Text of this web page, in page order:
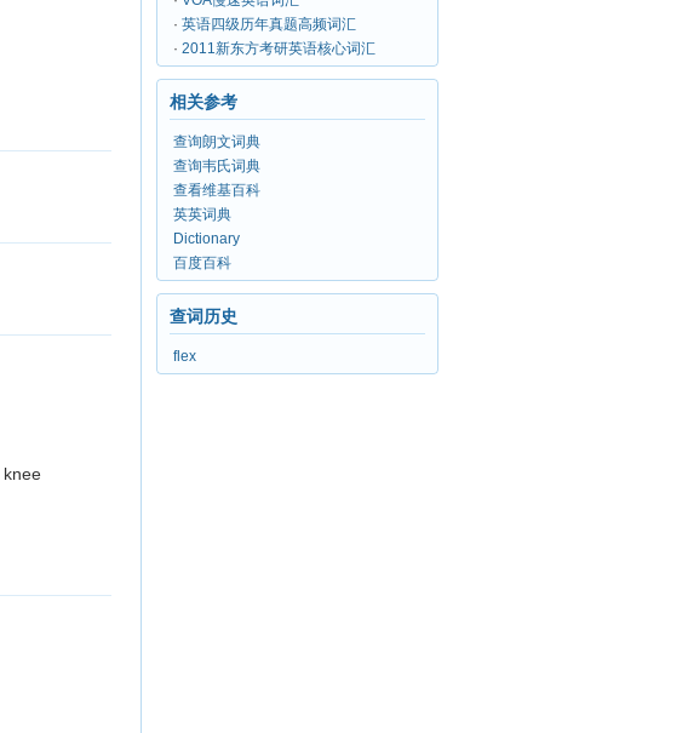
knee
· 英语四级历年真题高频词汇
· 2011新东方考研英语核心词汇
相关参考
查询朗文词典
查询韦氏词典
查看维基百科
英英词典
Dictionary
百度百科
查词历史
flex